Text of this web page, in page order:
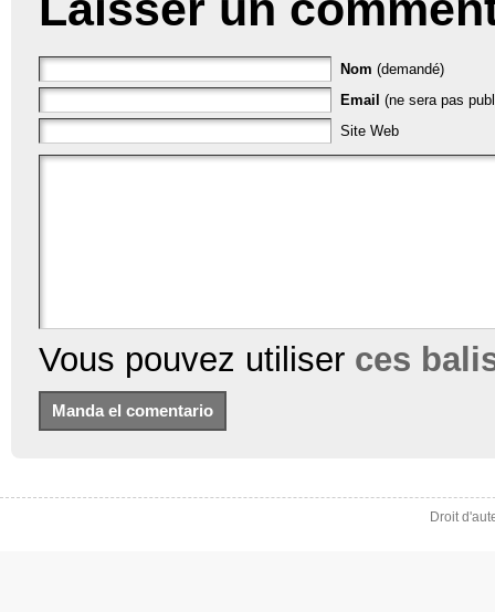
Nom (demandé)
Email (ne sera pas
Site Web
Vous pouvez utiliser ces
Droit